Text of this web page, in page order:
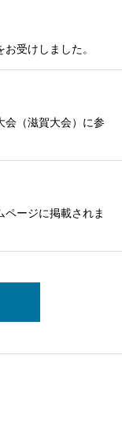
受けしました。
（滋賀大会）に参
ージに掲載されま